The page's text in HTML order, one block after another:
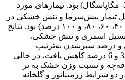
1- مگاپاسگال) بود. تیمارهای مورد
تیمار پیش‌سرما و تنش خشکی در
پنج سطح ظرفیت زراعی (۲۰، ۴۰، ۶۰، ۸۰، و ۱۰۰ درصد) بود. نتایج
اسمزی و تنش خشکی،
و درصد سبزشدن به‌ترتیب
آزمایشگاه و گلخانه به میزان 33 و 6 درصد کاهش یافت، در حالی
و نسبت وزن خشک به تر
شرایط ژرمیناتور و گلخانه